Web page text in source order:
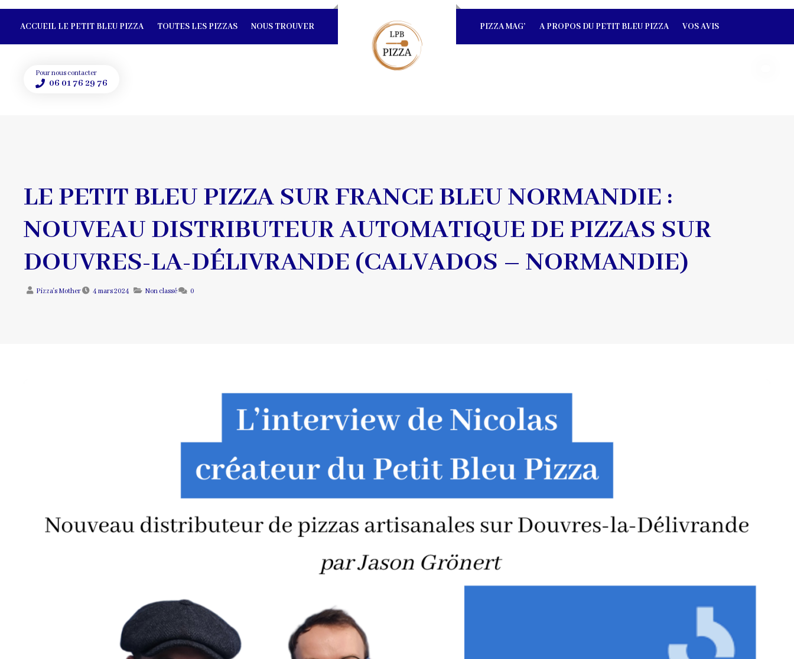
PIZZA MAG’ A PROPOS DU PETIT BLEU PIZZA VOS AVIS
ACCUEIL LE PETIT BLEU PIZZA TOUTES LES PIZZAS NOUS TROUVER
Pour nous contacter
06 01 76 29 76
LE PETIT BLEU PIZZA SUR FRANCE BLEU NORMANDIE :
NOUVEAU DISTRIBUTEUR AUTOMATIQUE DE PIZZAS SUR
DOUVRES-LA-DÉLIVRANDE (CALVADOS – NORMANDIE)
Pizza's Mother 4 mars 2024 Non classé 0